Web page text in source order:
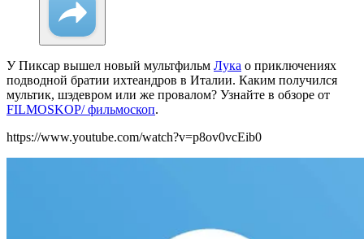
У Пиксар вышел новый мультфильм Лука о приключениях
подводной братии ихтеандров в Италии. Каким получился
мультик, шэдевром или же провалом? Узнайте в обзоре от
FILMOSKOP/ фильмоскоп.
https://www.youtube.com/watch?v=p8ov0vcEib0